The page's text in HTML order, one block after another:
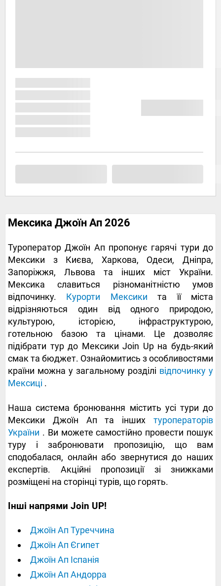
Мексика Джоїн Ап 2026
Туроператор Джоїн Ап пропонує гарячі тури до
Мексики з Києва, Харкова, Одеси, Дніпра,
Запоріжжя, Львова та інших міст України.
Мексика славиться різноманітністю умов
відпочинку. Курорти Мексики та її міста
відрізняються один від одного природою,
культурою, історією, інфраструктурою,
готельною базою та цінами. Це дозволяє
підібрати тур до Мексики Join Up на будь-який
смак та бюджет. Ознайомитись з особливостями
країни можна у загальному розділі відпочинку у
Мексиці .
Наша система бронювання містить усі тури до
Мексики Джоїн Ап та інших туроператорів
України . Ви можете самостійно провести пошук
туру і забронювати пропозицію, що вам
сподобалася, онлайн або звернутися до наших
експертів. Акційні пропозиції зі знижками
розміщені на сторінці турів, що горять.
Інші напрями Join UP!
Джоїн Ап Туреччина
Джоїн Ап Єгипет
Джоїн Ап Іспанія
Джоїн Ап Андорра